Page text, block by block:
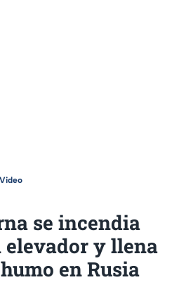
Video
se incendia
elevador y llena
en Rusia